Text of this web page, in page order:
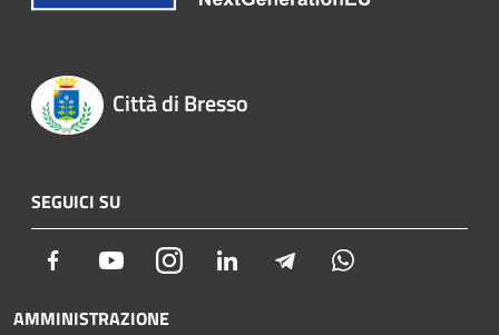
Città di Bresso
SEGUICI SU
Facebook YoutubeInstagram LinkedIn Telegram
AMMINISTRAZIONE